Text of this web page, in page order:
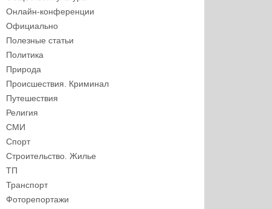
Онлайн-конференции
Официально
Полезные статьи
Политика
Природа
Происшествия. Криминал
Путешествия
Религия
СМИ
Спорт
Строительство. Жилье
ТП
Транспорт
Фоторепортажи